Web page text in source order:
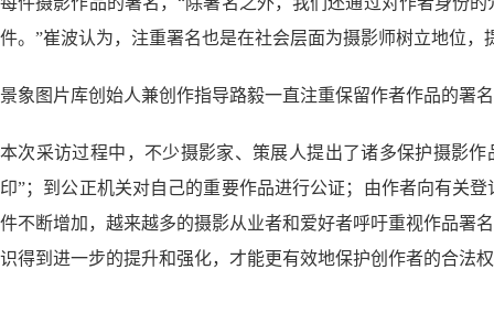
件。”崔波认为，注重署名也是在社会层面为摄影师树立地位
景象图片库创始人兼创作指导路毅一直注重保留作者作品的署
本次采访过程中，不少摄影家、策展人提出了诸多保护摄影
印”；到公正机关对自己的重要作品进行公证；由作者向有关
件不断增加，越来越多的摄影从业者和爱好者呼吁重视作品署
识得到进一步的提升和强化，才能更有效地保护创作者的合法